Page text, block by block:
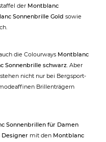
der Montblanc
Sonnenbrille Gold sowie
die Colourways Montblanc
Sonnenbrille schwarz. Aber
nicht nur bei Bergsport-
Brillenträgern
Sonnenbrillen für Damen
Designer mit den Montblanc